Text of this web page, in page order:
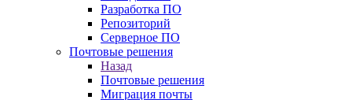
Разработка ПО
Репозиторий
Серверное ПО
Почтовые решения
Назад
Почтовые решения
Миграция почты